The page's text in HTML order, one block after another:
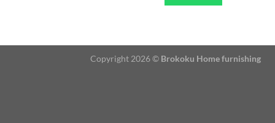
Copyright 2026 © Brokoku Home furnishing